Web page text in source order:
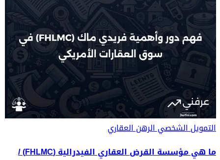
التمويل الشخصيالرهن العقاري
ما هي مؤسسة القرض العقاري الفيدرالية (FHLMC) /